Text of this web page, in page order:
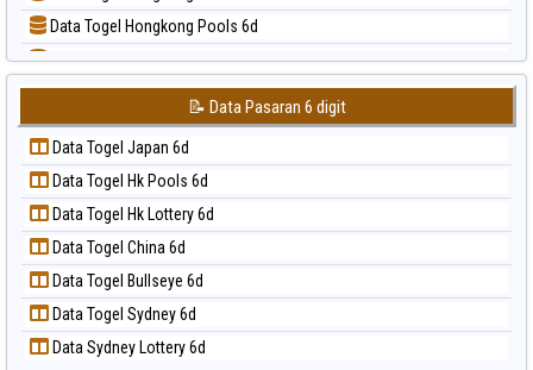
📝 Pola Dasar Sydney
📝 Pola Dasar Sydney Lottery
📝 Pola Dasar Sydney Lottery 6d
📝 Pola Dasar Sydney Lotto
📝 Pola Dasar Sydney Pools 6d
📝 Pola Dasar Taipei
📝 Pola Dasar Taiwan
Data Togel Hongkong Pools 6d
Data Togel Japan
Data Togel Japan 6d
Data Togel Korea
Data Togel Kuda Lari
Data Togel Magnum Cambodia
Data Togel Nagoya
Data Togel North Carolina Day
Data Togel Pcso
Data Togel Sao Paulo
Data Togel Singapore
📝 Data Pasaran 6 digit
Data Togel Japan 6d
Data Togel Hk Pools 6d
Data Togel Hk Lottery 6d
Data Togel China 6d
Data Togel Bullseye 6d
Data Togel Sydney 6d
Data Sydney Lottery 6d